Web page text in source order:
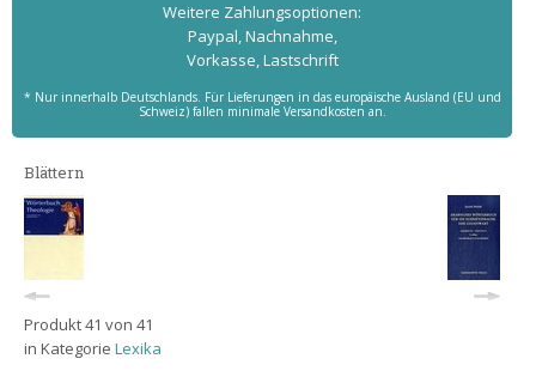
Weitere Zahlungs­optionen:
Paypal, Nachnahme,
Vorkasse, Lastschrift
* Nur innerhalb Deutschlands. Für Lieferungen in das europäische Ausland (EU und
Schweiz) fallen minimale Versandkosten an.
Blättern
Produkt 41 von 41
in Kategorie Lexika